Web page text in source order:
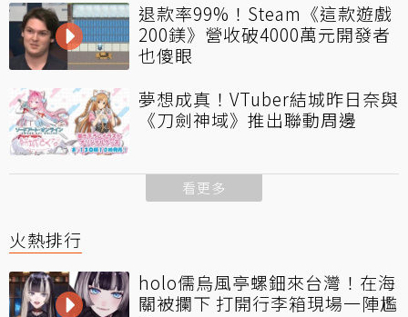
退款率99%！Steam《這款遊戲
200鎂》營收破4000萬元開發者
也傻眼
夢想成真！VTuber結城昨日奈與
《刀劍神域》推出聯動周邊
看更多
火熱排行
holo儒烏風亭螺鈿來台灣！在海
關被攔下 打開行李箱現場一陣尷